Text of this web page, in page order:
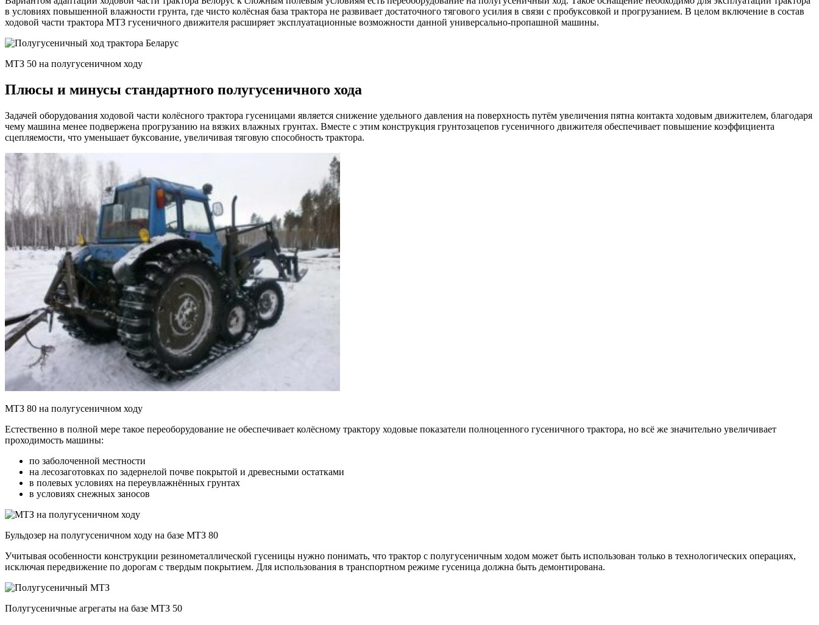
на
колёсном
тракторе
в условиях повышенной влажности грунта, где чисто колёсная база трактора не развивает достаточного тягового усилия в связи с пробуксовкой и прогрузанием. В целом включение в состав
ходовой части трактора МТЗ гусеничного движителя расширяет эксплуатационные возможности данной универсально-пропашной машины.
МТЗ 50 на полугусеничном ходу
Плюсы и минусы стандартного полугусеничного хода
Задачей оборудования ходовой части колёсного трактора гусеницами является снижение удельного давления на поверхность путём увеличения пятна контакта ходовым движителем, благодаря
чему машина менее подвержена прогрузанию на вязких влажных грунтах. Вместе с этим конструкция грунтозацепов гусеничного движителя обеспечивает повышение коэффициента
сцепляемости, что уменьшает буксование, увеличивая тяговую способность трактора.
МТЗ 80 на полугусеничном ходу
Естественно в полной мере такое переоборудование не обеспечивает колёсному трактору ходовые показатели полноценного гусеничного трактора, но всё же значительно увеличивает
проходимость машины:
по заболоченной местности
на лесозаготовках по задернелой почве покрытой и древесными остатками
в полевых условиях на переувлажнённых грунтах
в условиях снежных заносов
Бульдозер на полугусеничном ходу на базе МТЗ 80
Учитывая особенности конструкции резинометаллической гусеницы нужно понимать, что трактор с полугусеничным ходом может быть использован только в технологических операциях,
исключая передвижение по дорогам с твердым покрытием. Для использования в транспортном режиме гусеница должна быть демонтирована.
Полугусеничные агрегаты на базе МТЗ 50